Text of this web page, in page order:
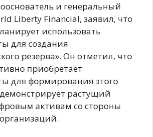
и генеральный
Liberty Financial, заявил, что
использовать
для создания
резерва». Он отметил, что
приобретает
для формирования этого
растущий
активам со стороны